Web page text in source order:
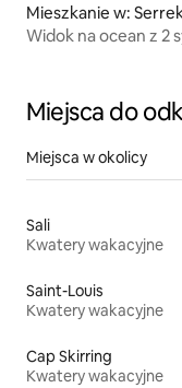
Mieszkanie w:
Widok na ocean z 2
Miejsca do
Miejsca w okolicy
Sali
Kwatery wakacyjne
Saint-Louis
Kwatery wakacyjne
Cap Skirring
Kwatery wakacyjne